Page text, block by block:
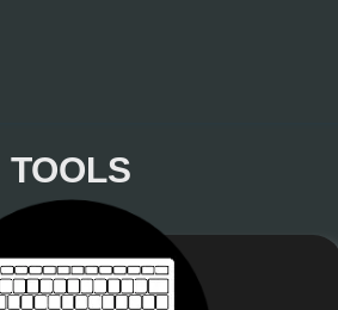
TOOLS